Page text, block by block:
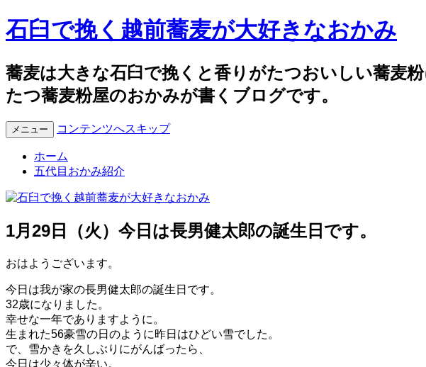
石臼で挽く越前蕎麦が大好きなおかみ
蕎麦は大きな石臼で挽くと香りがたつおいしい蕎麦
たつ蕎麦粉屋のおかみが書くブログです。
メニュー コンテンツへスキップ
ホーム
五代目おかみ紹介
1月29日（火）今日は長男健太郎の誕生日です。
おはようございます。
今日は我が家の長男健太郎の誕生日です。
32歳になりました。
幸せな一年でありますように。
生まれた56豪雪の日のように昨日はひどい雪でした。
で、雪かきを久しぶりにがんばったら、
今日は少々体が辛い。